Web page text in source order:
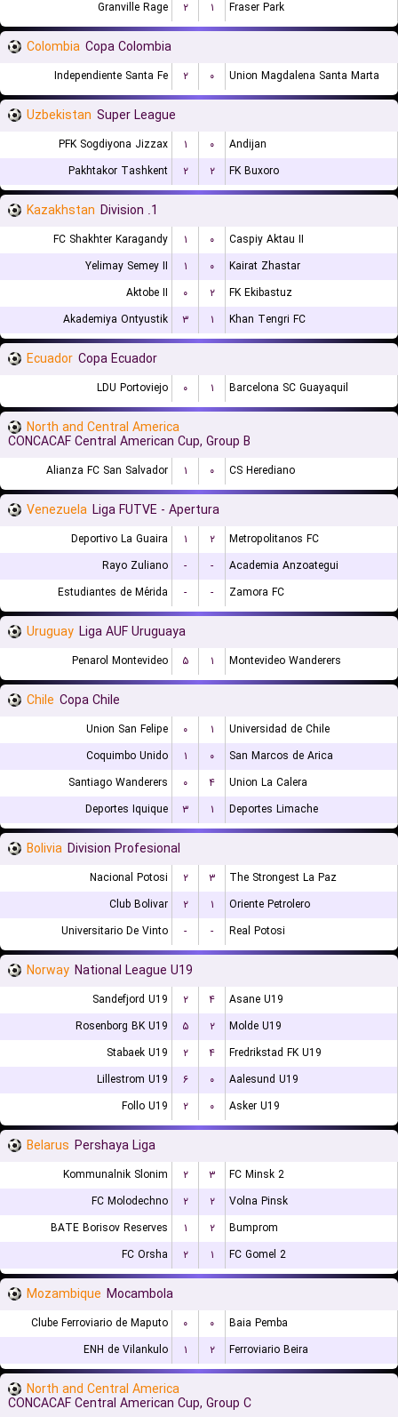
Granville Rage ۲ ۱ Fraser Park
Colombia Copa Colombia
Independiente Santa Fe ۲ ۰ Union Magdalena Santa Marta
Uzbekistan Super League
PFK Sogdiyona Jizzax ۱ ۰
Andijan
Pakhtakor Tashkent
۲ ۲ FK Buxoro
Kazakhstan 1. Division
FC Shakhter Karagandy ۱ ۰
Caspiy Aktau II
Yelimay Semey II
۱ ۰
Kairat Zhastar
Aktobe II
۰ ۲
FK Ekibastuz
Akademiya Ontyustik
۳ ۱ Khan Tengri FC
Ecuador Copa Ecuador
LDU Portoviejo ۰ ۱ Barcelona SC Guayaquil
North and Central America
CONCACAF Central American Cup, Group B
Alianza FC San Salvador ۱ ۰ CS Herediano
Venezuela Liga FUTVE - Apertura
Deportivo La Guaira ۱ ۲
Metropolitanos FC
Rayo Zuliano
- -
Academia Anzoategui
Estudiantes de Mérida
- - Zamora FC
Uruguay Liga AUF Uruguaya
Penarol Montevideo ۵ ۱ Montevideo Wanderers
Chile Copa Chile
Union San Felipe ۰ ۱
Universidad de Chile
Coquimbo Unido
۱ ۰
San Marcos de Arica
Santiago Wanderers
۰ ۴
Union La Calera
Deportes Iquique
۳ ۱ Deportes Limache
Bolivia Division Profesional
Nacional Potosi ۲ ۳
The Strongest La Paz
Club Bolivar
۲ ۱
Oriente Petrolero
Universitario De Vinto
- - Real Potosi
Norway National League U19
Sandefjord U19 ۲ ۴
Asane U19
Rosenborg BK U19
۵ ۲
Molde U19
Stabaek U19
۲ ۴
Fredrikstad FK U19
Lillestrom U19
۶ ۰
Aalesund U19
Follo U19
۲ ۰ Asker U19
Belarus Pershaya Liga
Kommunalnik Slonim ۲ ۳
FC Minsk 2
FC Molodechno
۲ ۲
Volna Pinsk
BATE Borisov Reserves
۱ ۲
Bumprom
FC Orsha
۲ ۱ FC Gomel 2
Mozambique Mocambola
Clube Ferroviario de Maputo ۰ ۰
Baia Pemba
ENH de Vilankulo
۱ ۲ Ferroviario Beira
North and Central America
CONCACAF Central American Cup, Group C